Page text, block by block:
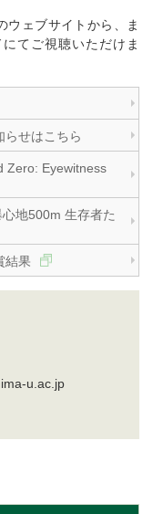
ウェブサイトから、ま
てご視聴いただけま
らせはこちら
Zero: Eyewitness
地500m 生存者た
結果
u.ac.jp